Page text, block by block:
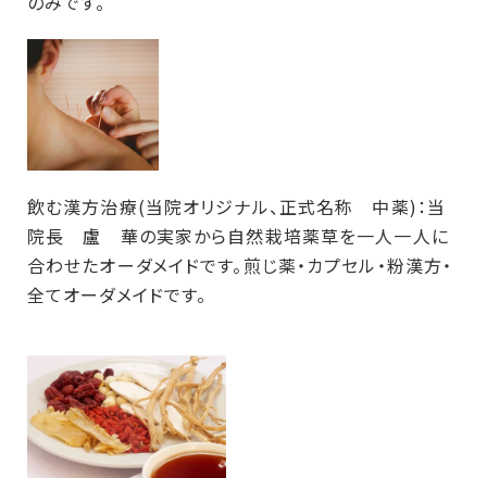
飲む漢方治療(当院オリジナル、正式名称 中薬)：当
院長 盧 華の実家から自然栽培薬草を一人一人に
合わせたオーダメイドです。煎じ薬・カプセル・粉漢方・
全てオーダメイドです。